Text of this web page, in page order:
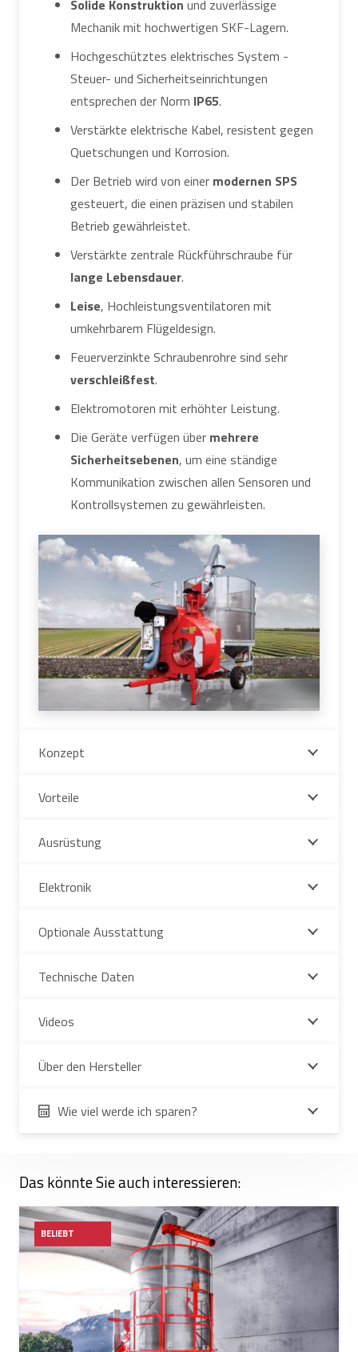
Solide Konstruktion und zuverlässige
Mechanik mit hochwertigen SKF-Lagern.
Hochgeschütztes elektrisches System -
Steuer- und Sicherheitseinrichtungen
entsprechen der Norm IP65.
Verstärkte elektrische Kabel, resistent gegen
Quetschungen und Korrosion.
Der Betrieb wird von einer modernen SPS
gesteuert, die einen präzisen und stabilen
Betrieb gewährleistet.
Verstärkte zentrale Rückführschraube für
lange Lebensdauer.
Leise, Hochleistungsventilatoren mit
umkehrbarem Flügeldesign.
Feuerverzinkte Schraubenrohre sind sehr
verschleißfest.
Elektromotoren mit erhöhter Leistung.
Die Geräte verfügen über mehrere
Sicherheitsebenen, um eine ständige
Kommunikation zwischen allen Sensoren und
Kontrollsystemen zu gewährleisten.
Konzept
Vorteile
Ausrüstung
Elektronik
Optionale Ausstattung
Technische Daten
Videos
Über den Hersteller
Wie viel werde ich sparen?
Das könnte Sie auch interessieren:
BELIEBT